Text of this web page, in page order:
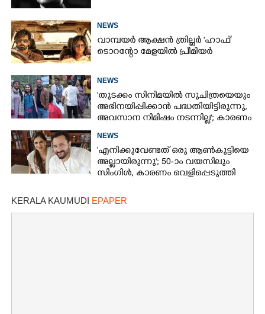
NEWS
വാമ്പയർ ആക്ഷൻ ത്രില്ലർ 'ഹാഫ്'
ടൊറന്റോ മേളയിൽ പ്രീമിയർ
NEWS
'തുടക്കം സിനിമയിൽ സുചിത്രയെയും
അഭിനയിപ്പിക്കാൻ പദ്ധതിയിട്ടിരുന്നു,​
അവസാന നിമിഷം നടന്നില്ല'; കാരണം
NEWS
'എനിക്കുവേണ്ടത് ഒരു ആൺകുട്ടിയെ
അല്ലായിരുന്നു'; 50-ാം വയസിലും
സിംഗിൾ, കാരണം വെളിപ്പെടുത്തി
KERALA KAUMUDI EPAPER